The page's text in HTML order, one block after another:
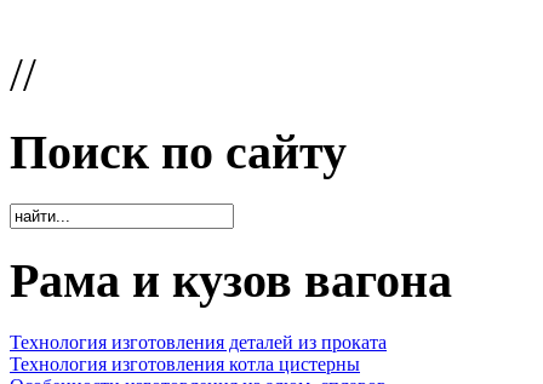
//
Поиск по сайту
Рама и кузов вагона
Технология изготовления деталей из проката
Технология изготовления котла цистерны